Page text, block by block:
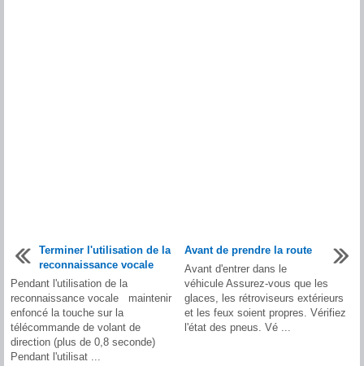
Terminer l'utilisation de la
reconnaissance vocale
Pendant l'utilisation de la
reconnaissance vocale maintenir
enfoncé la touche sur la
télécommande de volant de
direction (plus de 0,8 seconde)
Pendant l'utilisat ...
Avant de prendre la route
Avant d'entrer dans le
véhicule Assurez-vous que les
glaces, les rétroviseurs extérieurs
et les feux soient propres. Vérifiez
l'état des pneus. Vé ...